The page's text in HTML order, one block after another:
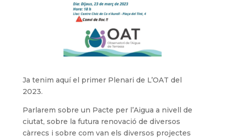
Ja tenim aquí el primer Plenari de L’OAT del
2023.
Parlarem sobre un Pacte per l’Aigua a nivell de
ciutat, sobre la futura renovació de diversos
càrrecs i sobre com van els diversos projectes